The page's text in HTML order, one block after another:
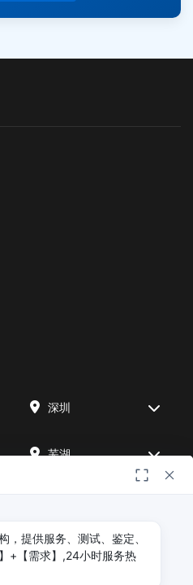
深圳
芜湖
武汉
，提供服务、测试、鉴定、
+【需求】,24小时服务热